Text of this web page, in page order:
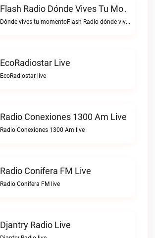
Flash Radio Dónde Vives Tu Momento Live
Dónde vives tu momentoFlash Radio dónde vives tu momento live
EcoRadiostar Live
EcoRadiostar live
Radio Conexiones 1300 Am Live
Radio Conexiones 1300 Am live
Radio Conifera FM Live
Radio Conifera FM live
Djantry Radio Live